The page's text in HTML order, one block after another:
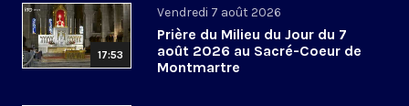
17:53
Vendredi 7 août 2026
Prière du Milieu du Jour du 7
août 2026 au Sacré-Coeur de
Montmartre